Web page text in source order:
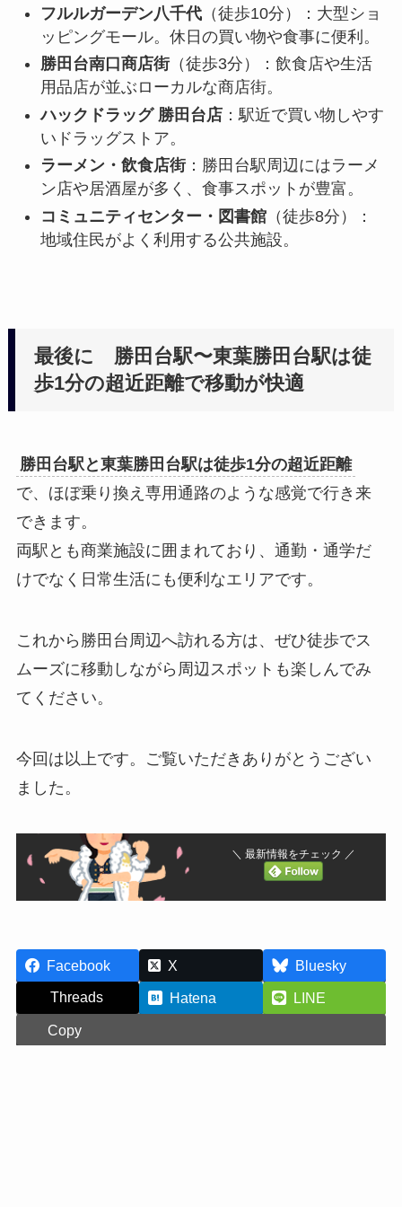
フルルガーデン八千代（徒歩10分）：大型ショ
ッピングモール。休日の買い物や食事に便利。
勝田台南口商店街（徒歩3分）：飲食店や生活
用品店が並ぶローカルな商店街。
ハックドラッグ 勝田台店：駅近で買い物しやす
いドラッグストア。
ラーメン・飲食店街：勝田台駅周辺にはラーメ
ン店や居酒屋が多く、食事スポットが豊富。
コミュニティセンター・図書館（徒歩8分）：
地域住民がよく利用する公共施設。
最後に 勝田台駅〜東葉勝田台駅は徒
歩1分の超近距離で移動が快適
勝田台駅と東葉勝田台駅は徒歩1分の超近距離
で、ほぼ乗り換え専用通路のような感覚で行き来
できます。
両駅とも商業施設に囲まれており、通勤・通学だ
けでなく日常生活にも便利なエリアです。
これから勝田台周辺へ訪れる方は、ぜひ徒歩でス
ムーズに移動しながら周辺スポットも楽しんでみ
てください。
今回は以上です。ご覧いただきありがとうござい
ました。
＼ 最新情報をチェック ／
Facebook X
Bluesky
Threads
Hatena
LINE
Copy